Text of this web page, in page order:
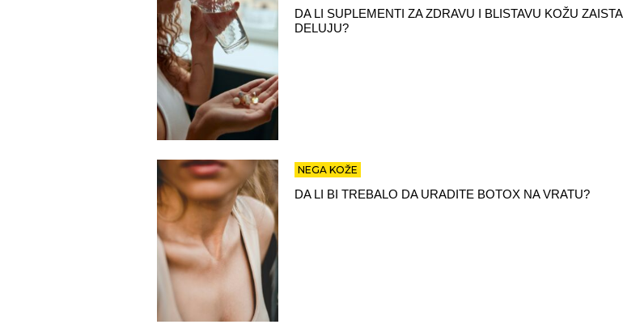
DA LI SUPLEMENTI ZA ZDRAVU I BLISTAVU KOŽU ZAISTA
DELUJU?
NEGA KOŽE
DA LI BI TREBALO DA URADITE BOTOX NA VRATU?